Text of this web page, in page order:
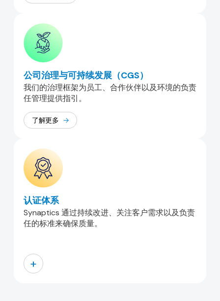
公司治理与可持续发展（CGS）
我们的治理框架为员工、合作伙伴以及环境的负责
任管理提供指引。
了解更多
认证体系
Synaptics 通过持续改进、关注客户需求以及负责
任的标准来确保质量。
+